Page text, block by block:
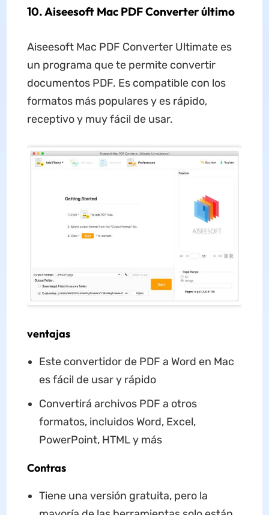
10. Aiseesoft Mac PDF Converter último
Aiseesoft Mac PDF Converter Ultimate es
un programa que te permite convertir
documentos PDF. Es compatible con los
formatos más populares y es rápido,
receptivo y muy fácil de usar.
ventajas
Este convertidor de PDF a Word en Mac
es fácil de usar y rápido
Convertirá archivos PDF a otros
formatos, incluidos Word, Excel,
PowerPoint, HTML y más
Contras
Tiene una versión gratuita, pero la